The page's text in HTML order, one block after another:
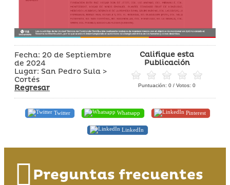
Fecha: 20 de Septiembre
de 2024
Lugar: San Pedro Sula >
Cortés
Regresar
Califique esta
Publicación
Puntuación: 0 / Votos: 0
Twitter Whatsapp Pinterest
LinkedIn
Preguntas frecuentes